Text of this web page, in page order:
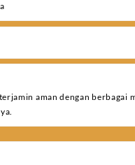
aman dengan berbagai